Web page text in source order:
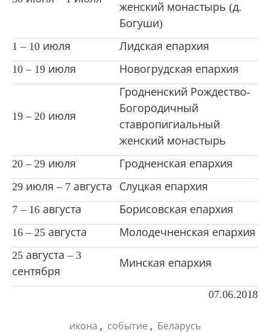
женский монастырь (д.
Богуши)
1 ‒ 10 июля
Лидская епархия
10 ‒ 19 июля
Новогрудская епархия
19 ‒ 20 июля
Гродненский Рождество-
Богородичный
ставропигиальный
женский монастырь
20 ‒ 29 июля
Гродненская епархия
29 июля ‒ 7 августа
Слуцкая епархия
7 ‒ 16 августа
Борисовская епархия
16 ‒ 25 августа
Молодечненская епархия
25 августа ‒ 3
сентября
Минская епархия
07.06.2018
икона , событие , Беларусь